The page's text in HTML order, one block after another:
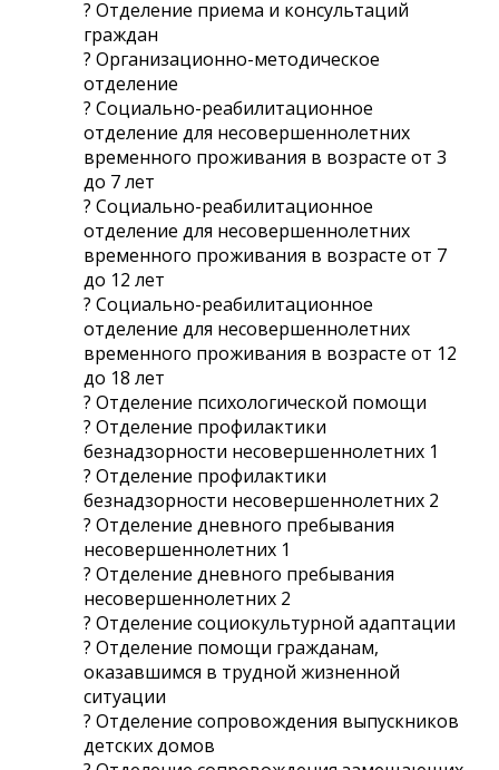
? Отделение приема и консультаций
граждан
? Организационно-методическое
отделение
? Социально-реабилитационное
отделение для несовершеннолетних
временного проживания в возрасте от 3
до 7 лет
? Социально-реабилитационное
отделение для несовершеннолетних
временного проживания в возрасте от 7
до 12 лет
? Социально-реабилитационное
отделение для несовершеннолетних
временного проживания в возрасте от 12
до 18 лет
? Отделение психологической помощи
? Отделение профилактики
безнадзорности несовершеннолетних 1
? Отделение профилактики
безнадзорности несовершеннолетних 2
? Отделение дневного пребывания
несовершеннолетних 1
? Отделение дневного пребывания
несовершеннолетних 2
? Отделение социокультурной адаптации
? Отделение помощи гражданам,
оказавшимся в трудной жизненной
ситуации
? Отделение сопровождения выпускников
детских домов